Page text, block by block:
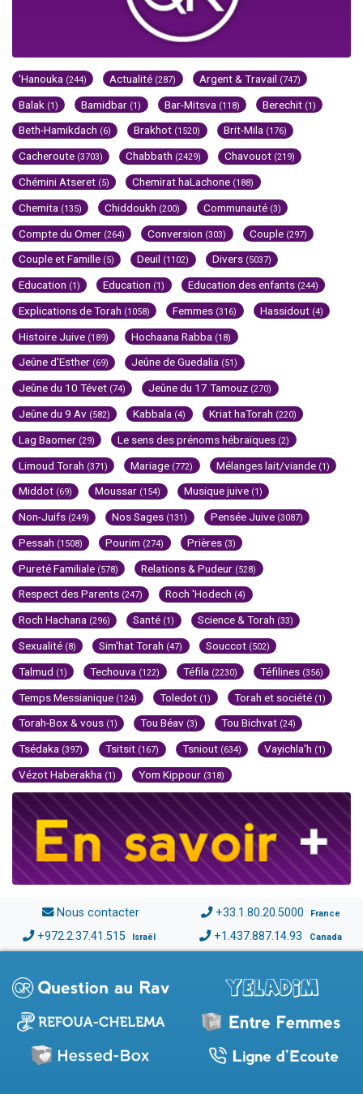
'Hanouka (244) Actualité (287) Argent & Travail (747)
Balak (1) Bamidbar (1) Bar-Mitsva (118) Berechit (1)
Beth-Hamikdach (6) Brakhot (1520) Brit-Mila (176)
Cacheroute (3703) Chabbath (2429) Chavouot (219)
Chémini Atseret (5) Chemirat haLachone (188)
Chemita (135) Chiddoukh (200) Communauté (3)
Compte du Omer (264) Conversion (303) Couple (297)
Couple et Famille (5) Deuil (1102) Divers (5037)
Education (1) Education (1) Education des enfants (244)
Explications de Torah (1058) Femmes (316) Hassidout (4)
Histoire Juive (189) Hochaana Rabba (18)
Jeûne d'Esther (69) Jeûne de Guedalia (51)
Jeûne du 10 Tévet (74) Jeûne du 17 Tamouz (270)
Jeûne du 9 Av (582) Kabbala (4) Kriat haTorah (220)
Lag Baomer (29) Le sens des prénoms hébraïques (2)
Limoud Torah (371) Mariage (772) Mélanges lait/viande (1)
Middot (69) Moussar (154) Musique juive (1)
Non-Juifs (249) Nos Sages (131) Pensée Juive (3087)
Pessah (1508) Pourim (274) Prières (3)
Pureté Familiale (578) Relations & Pudeur (528)
Respect des Parents (247) Roch 'Hodech (4)
Roch Hachana (296) Santé (1) Science & Torah (33)
Sexualité (8) Sim'hat Torah (47) Souccot (502)
Talmud (1) Techouva (122) Téfila (2230) Téfilines (356)
Temps Messianique (124) Toledot (1) Torah et société (1)
Torah-Box & vous (1) Tou Béav (3) Tou Bichvat (24)
Tsédaka (397) Tsitsit (167) Tsniout (634) Vayichla'h (1)
Vézot Haberakha (1) Yom Kippour (318)
Nous contacter +33.1.80.20.5000 France
+972.2.37.41.515 Israël +1.437.887.14.93 Canada